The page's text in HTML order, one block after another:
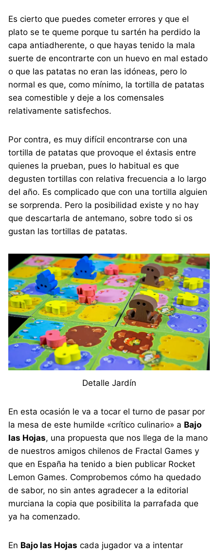
Es cierto que puedes cometer errores y que el
plato se te queme porque tu sartén ha perdido la
capa antiadherente, o que hayas tenido la mala
suerte de encontrarte con un huevo en mal estado
o que las patatas no eran las idóneas, pero lo
normal es que, como mínimo, la tortilla de patatas
sea comestible y deje a los comensales
relativamente satisfechos.
Por contra, es muy difícil encontrarse con una
tortilla de patatas que provoque el éxtasis entre
quienes la prueban, pues lo habitual es que
degusten tortillas con relativa frecuencia a lo largo
del año. Es complicado que con una tortilla alguien
se sorprenda. Pero la posibilidad existe y no hay
que descartarla de antemano, sobre todo si os
gustan las tortillas de patatas.
Detalle Jardín
En esta ocasión le va a tocar el turno de pasar por
la mesa de este humilde «crítico culinario» a Bajo
las Hojas, una propuesta que nos llega de la mano
de nuestros amigos chilenos de Fractal Games y
que en España ha tenido a bien publicar Rocket
Lemon Games. Comprobemos cómo ha quedado
de sabor, no sin antes agradecer a la editorial
murciana la copia que posibilita la parrafada que
ya ha comenzado.
En Bajo las Hojas cada jugador va a intentar